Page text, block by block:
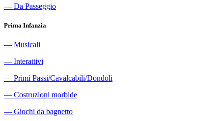
― Da Passeggio
Prima Infanzia
― Musicali
― Interattivi
― Primi Passi/Cavalcabili/Dondoli
― Costruzioni morbide
― Giochi da bagnetto